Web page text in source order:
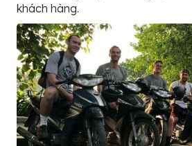
khách hàng.